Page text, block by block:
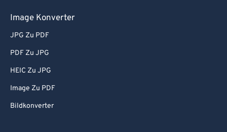
Image Konverter
JPG Zu PDF
PDF Zu JPG
HEIC Zu JPG
Image Zu PDF
Bildkonverter